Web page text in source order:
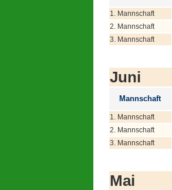
1. Mannschaft
2. Mannschaft
3. Mannschaft
Juni
Mannschaft
1. Mannschaft
2. Mannschaft
3. Mannschaft
Mai